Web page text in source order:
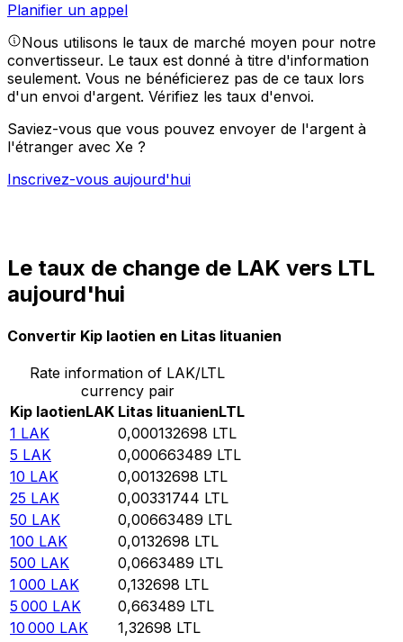
Planifier un appel
Nous utilisons le taux de marché moyen pour notre
convertisseur. Le taux est donné à titre d'information
seulement. Vous ne bénéficierez pas de ce taux lors
d'un envoi d'argent. Vérifiez les taux d'envoi.
Saviez-vous que vous pouvez envoyer de l'argent à
l'étranger avec Xe ?
Inscrivez-vous aujourd'hui
Le taux de change de LAK vers LTL
aujourd'hui
Convertir Kip laotien en Litas lituanien
Rate information of LAK/LTL
currency pair
Kip laotienLAK Litas lituanienLTL
1 LAK 0,000132698 LTL
5 LAK 0,000663489 LTL
10 LAK 0,00132698 LTL
25 LAK 0,00331744 LTL
50 LAK 0,00663489 LTL
100 LAK 0,0132698 LTL
500 LAK 0,0663489 LTL
1 000 LAK 0,132698 LTL
5 000 LAK 0,663489 LTL
10 000 LAK 1,32698 LTL